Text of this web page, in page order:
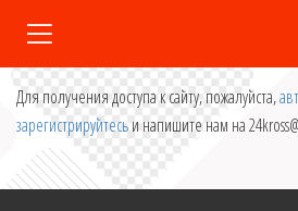
Для получения доступа к сайту, пожалуйста,
зарегистрируйтесьи напишите нам на